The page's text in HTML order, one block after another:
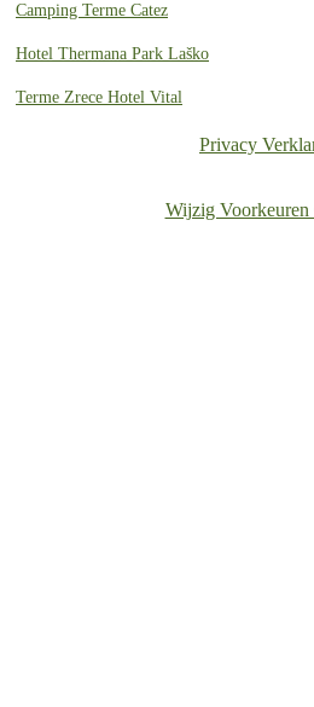
Camping Terme Catez
Hotel Thermana Park Laško
Terme Zrece Hotel Vital
Privacy
Wijzig Voorkeuren